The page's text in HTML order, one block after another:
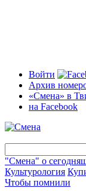
Войти
Архив
«Смена» в
на Facebook
"Смена" о
Культурология
Чтобы помнили